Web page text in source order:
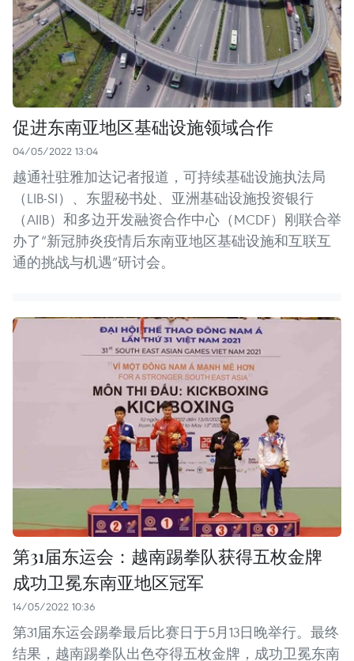
促进东南亚地区基础设施领域合作
04/05/2022 13:04
越通社驻雅加达记者报道，可持续基础设施执法局
（LIB-SI）、东盟秘书处、亚洲基础设施投资银行
（AIIB）和多边开发融资合作中心（MCDF）刚联合举
办了“新冠肺炎疫情后东南亚地区基础设施和互联互
通的挑战与机遇”研讨会。
第31届东运会：越南踢拳队获得五枚金牌
成功卫冕东南亚地区冠军
14/05/2022 10:36
第31届东运会踢拳最后比赛日于5月13日晚举行。最终
结果，越南踢拳队出色夺得五枚金牌，成功卫冕东南